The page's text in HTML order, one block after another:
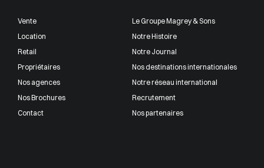
Vente
Location
Retail
Propriétaires
Nos agences
Nos Brochures
Contact
Le Groupe Magrey & Sons
Notre Histoire
Notre Journal
Nos destinations internationales
Notre réseau international
Recrutement
Nos partenaires